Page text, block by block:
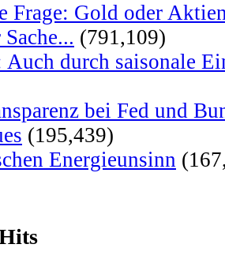
Frage: Gold oder
(791,109)
durch saisonale
bei Fed und
(195,439)
Energieunsinn